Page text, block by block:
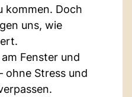
kommen. Doch
uns, wie
Fenster und
ohne Stress und